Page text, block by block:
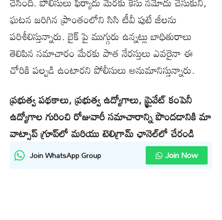
ఘటన జరిగిన ప్రాంతంలోని సిసి టీవీ పుటే జీలను
పరిశీలిస్తున్నారు. బైక్ పై ముగ్గురు ఉన్నట్లు బాధితురాలు
తెలిపిన సమాచారం మేరకు పాత నేరస్తులు ఎవరైనా ఈ
చోరికి పల్పడి ఉంటారని పోలీసులు అనుమానిస్తున్నారు.
ప్రభుత్వ పథకాలు, ప్రభుత్వ ఉద్యోగాలు, ప్రైవేట్ కంపెనీ
ఉద్యోగాల గురించి రోజువారీ సమాచారాన్ని పొందడానికి మా
వాట్సాప్ గ్రూప్‌లో మరియు టెలిగ్రామ్ ఛానెల్‌లో చేరండి
Join WhatsApp Group Join Now